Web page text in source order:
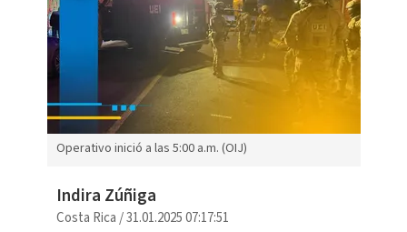
Operativo inició a las 5:00 a.m. (OIJ)
Indira Zúñiga
Costa Rica /31.01.2025 07:17:51